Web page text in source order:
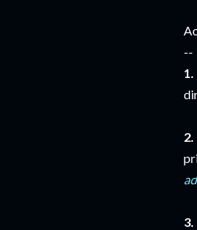
--
1.
2.
3.